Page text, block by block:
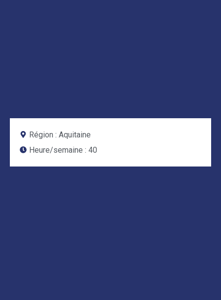
Région : Aquitaine
Heure/semaine : 40